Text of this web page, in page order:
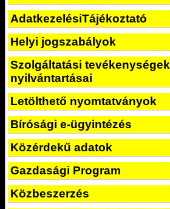
AdatkezelésiTájékoztató
Helyi jogszabályok
Szolgáltatási tevékenységek
nyilvántartásai
Letölthető nyomtatványok
Bírósági e-ügyintézés
Közérdekű adatok
Gazdasági Program
Közbeszerzés